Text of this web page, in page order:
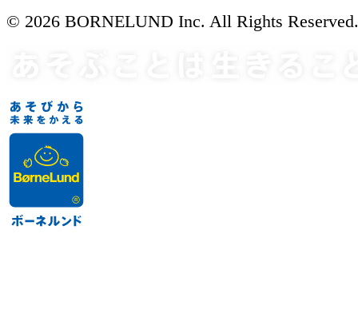
© 2026 BORNELUND Inc. All Rights Reserved.